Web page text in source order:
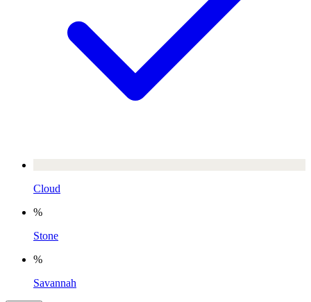
Cloud
%
Stone
%
Savannah